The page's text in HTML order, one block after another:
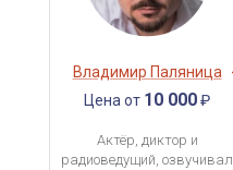
Владимир Паляница
Цена от 10 000₽
Актёр, диктор и
радиоведущий, озвучивал